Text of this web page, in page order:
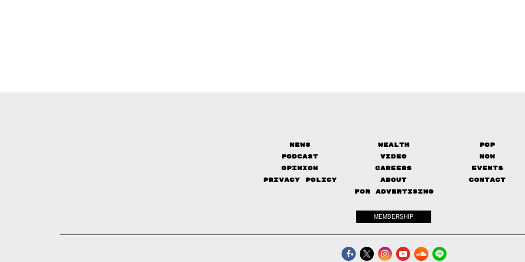
News Wealth
Pop
Podcast
Video
Now
Opinion
Careers
Events
Privacy Policy
About
Contact
FOR ADVERTISING
MEMBERSHIP